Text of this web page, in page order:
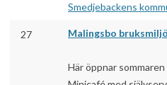
Smedjebackens
27 Malingsbo bruksmiljö
Här öppnar